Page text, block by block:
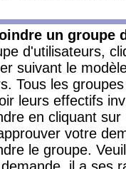
un groupe
d'utilisateurs,
suivant le
Tous les
leurs effectifs
en cliquant
votre
le groupe.